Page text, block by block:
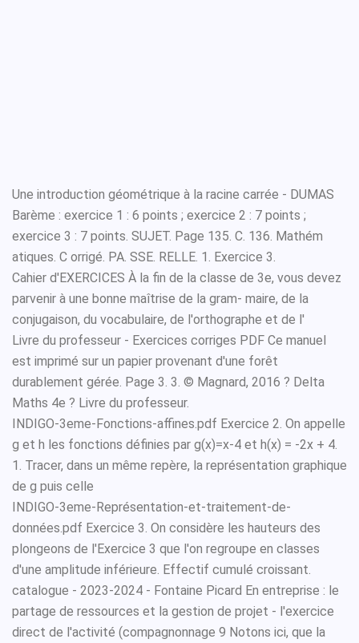
Une introduction géométrique à la racine carrée - DUMAS
Barème : exercice 1 : 6 points ; exercice 2 : 7 points ;
exercice 3 : 7 points. SUJET. Page 135. C. 136. Mathém
atiques. C orrigé. PA. SSE. RELLE. 1. Exercice 3.
Cahier d'EXERCICES À la fin de la classe de 3e, vous devez
parvenir à une bonne maîtrise de la gram- maire, de la
conjugaison, du vocabulaire, de l'orthographe et de l'
Livre du professeur - Exercices corriges PDF Ce manuel
est imprimé sur un papier provenant d'une forêt
durablement gérée. Page 3. 3. © Magnard, 2016 ? Delta
Maths 4e ? Livre du professeur.
INDIGO-3eme-Fonctions-affines.pdf Exercice 2. On appelle
g et h les fonctions définies par g(x)=x-4 et h(x) = -2x + 4.
1. Tracer, dans un même repère, la représentation graphique
de g puis celle
INDIGO-3eme-Représentation-et-traitement-de-
données.pdf Exercice 3. On considère les hauteurs des
plongeons de l'Exercice 3 que l'on regroupe en classes
d'une amplitude inférieure. Effectif cumulé croissant.
catalogue - 2023-2024 - Fontaine Picard En entreprise : le
partage de ressources et la gestion de projet - l'exercice
direct de l'activité (compagnonnage 9 Notons ici, que la